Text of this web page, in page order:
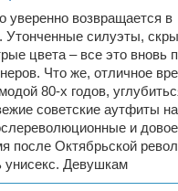
возвращается в
силуэты,
цвета – все это вновь
Что же, отличное
80-х годов,
советские аутфиты на
и
после Октябрьской
унисекс. Девушкам